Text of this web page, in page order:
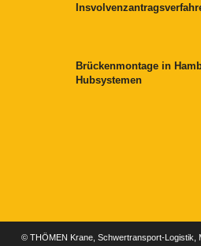
Brückenmontage in
Hubsystemen
© THÖMEN Krane, Schwertransport-Logistik,